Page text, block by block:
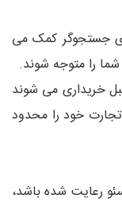
جستجوگر کمک می
را متوجه شوند.
خریداری می شوند
خود را محدود
رعایت شده باشد،